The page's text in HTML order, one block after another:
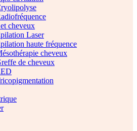
cheveux
Laser
haute fréquence
cheveux
de cheveux